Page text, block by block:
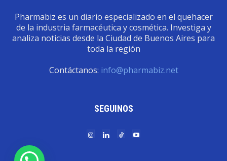
Pharmabiz es un diario especializado en el quehacer
de la industria farmacéutica y cosmética. Investiga y
analiza noticias desde la Ciudad de Buenos Aires para
toda la región
Contáctanos: info@pharmabiz.net
SEGUINOS